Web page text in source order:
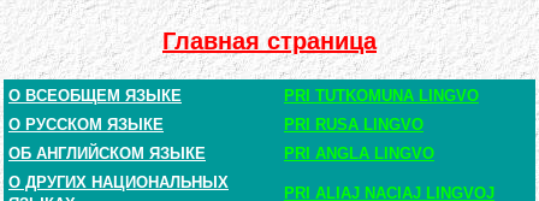
Главная страница
О ВСЕОБЩЕМ ЯЗЫКЕ
PRI TUTKOMUNA LINGVO
О РУССКОМ ЯЗЫКЕ
PRI RUSA LINGVO
ОБ АНГЛИЙСКОМ ЯЗЫКЕ
PRI ANGLA LINGVO
О ДРУГИХ НАЦИОНАЛЬНЫХ
PRI ALIAJ NACIAJ LINGVOJ